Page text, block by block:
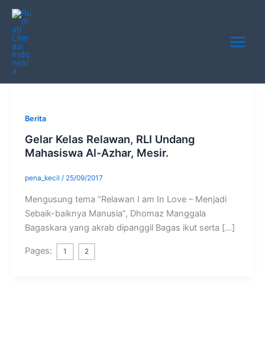
Skip
content
Menu
Berita
Gelar Kelas Relawan, RLI Undang
Mahasiswa Al-Azhar, Mesir.
pena_kecil / 25/09/2017
Mengusung tema ”Relawan I am In Love – Menjadi
Sebaik-baiknya Manusia”, Dhomaz Manggala
Bagaskara yang akrab dipanggil Bagas ikut serta […]
Pages: 1 2